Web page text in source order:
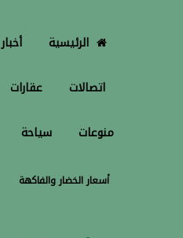
الرئيسية أخبار
اتصالات عقارات
منوعات سياحة
أسعار الخضار والفاكهة